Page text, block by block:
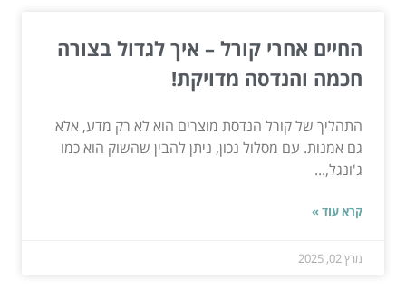
החיים אחרי קורל – איך לגדול בצורה
חכמה והנדסה מדויקת!
התהליך של קורל הנדסת מוצרים הוא לא רק מדע, אלא
גם אמנות. עם מסלול נכון, ניתן להבין שהשוק הוא כמו
ג'ונגל,...
קרא עוד »
מרץ 02, 2025